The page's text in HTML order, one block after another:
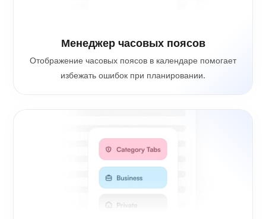
Менеджер часовых поясов
Отображение часовых поясов в календаре помогает
избежать ошибок при планировании.